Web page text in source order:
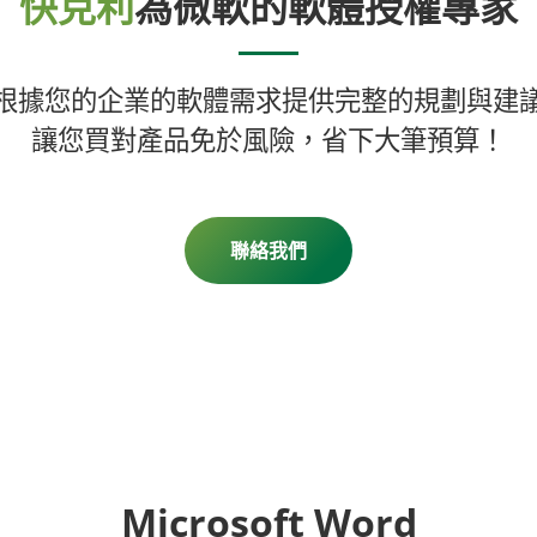
據您的企業的軟體需求提供完整的規劃與建
讓您買對產品免於風險，省下大筆預算！
聯絡我們
Microsoft Word